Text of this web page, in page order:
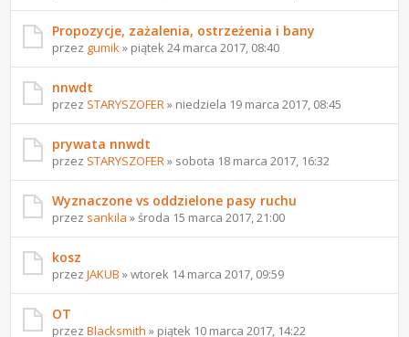
Propozycje, zażalenia, ostrzeżenia i bany
przez gumik » piątek 24 marca 2017, 08:40
nnwdt
przez STARYSZOFER » niedziela 19 marca 2017, 08:45
prywata nnwdt
przez STARYSZOFER » sobota 18 marca 2017, 16:32
Wyznaczone vs oddzielone pasy ruchu
przez sankila » środa 15 marca 2017, 21:00
kosz
przezJAKUB » wtorek 14 marca 2017, 09:59
OT
przezBlacksmith » piątek 10 marca 2017, 14:22